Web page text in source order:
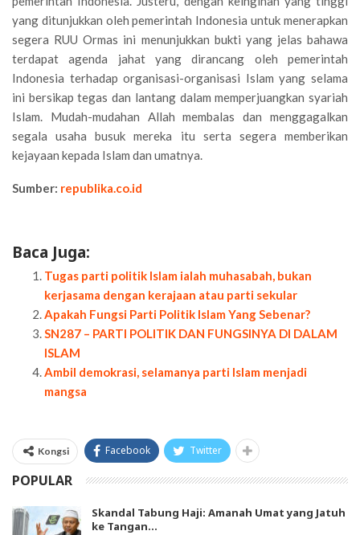
yang ditunjukkan oleh pemerintah Indonesia untuk menerapkan
segera RUU Ormas ini menunjukkan bukti yang jelas bahawa
terdapat agenda jahat yang dirancang oleh pemerintah
Indonesia terhadap organisasi-organisasi Islam yang selama
ini bersikap tegas dan lantang dalam memperjuangkan syariah
Islam. Mudah-mudahan Allah membalas dan menggagalkan
segala usaha busuk mereka itu serta segera memberikan
kejayaan kepada Islam dan umatnya.
Sumber: republika.co.id
Baca Juga:
Tugas parti politik Islam ialah muhasabah, bukan
kerjasama dengan kerajaan atau parti sekular
Apakah Fungsi Parti Politik Islam Yang Sebenar?
SN287 – PARTI POLITIK DAN FUNGSINYA DI DALAM
ISLAM
Ambil demokrasi, selamanya parti Islam menjadi
mangsa
Kongsi Facebook Twitter
POPULAR
Skandal Tabung Haji: Amanah Umat yang Jatuh
ke Tangan…